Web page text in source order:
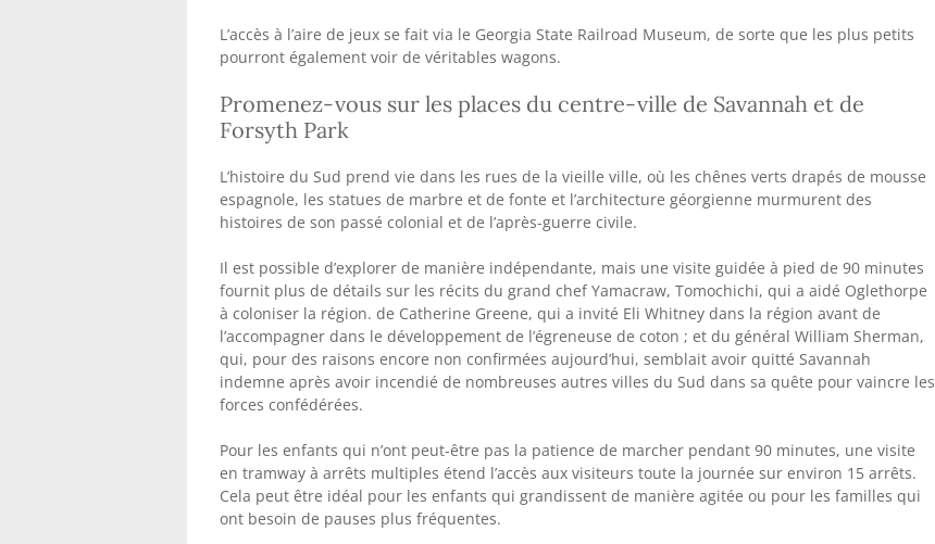
L’accès à l’aire de jeux se fait via le Georgia State Railroad Museum, de sorte que les plus petits
pourront également voir de véritables wagons.
Promenez-vous sur les places du centre-ville de Savannah et de
Forsyth Park
L’histoire du Sud prend vie dans les rues de la vieille ville, où les chênes verts drapés de mousse
espagnole, les statues de marbre et de fonte et l’architecture géorgienne murmurent des
histoires de son passé colonial et de l’après-guerre civile.
Il est possible d’explorer de manière indépendante, mais une visite guidée à pied de 90 minutes
fournit plus de détails sur les récits du grand chef Yamacraw, Tomochichi, qui a aidé Oglethorpe
à coloniser la région. de Catherine Greene, qui a invité Eli Whitney dans la région avant de
l’accompagner dans le développement de l’égreneuse de coton ; et du général William Sherman,
qui, pour des raisons encore non confirmées aujourd’hui, semblait avoir quitté Savannah
indemne après avoir incendié de nombreuses autres villes du Sud dans sa quête pour vaincre les
forces confédérées.
Pour les enfants qui n’ont peut-être pas la patience de marcher pendant 90 minutes, une visite
en tramway à arrêts multiples étend l’accès aux visiteurs toute la journée sur environ 15 arrêts.
Cela peut être idéal pour les enfants qui grandissent de manière agitée ou pour les familles qui
ont besoin de pauses plus fréquentes.